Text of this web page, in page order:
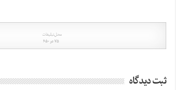
ثبت دیدگاه